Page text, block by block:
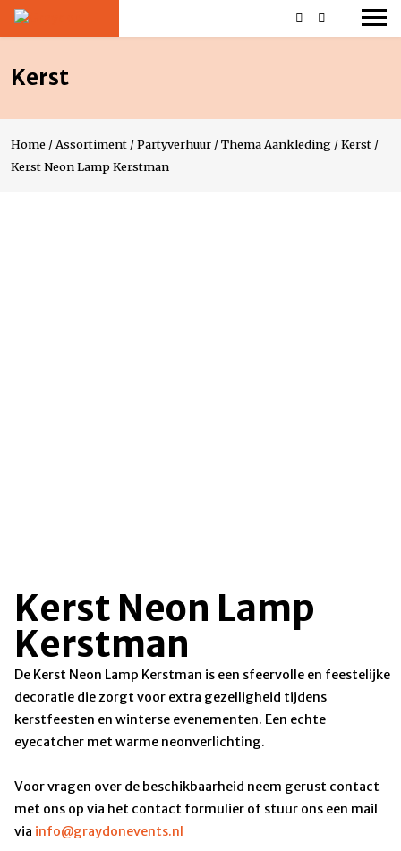
Kerst
Home / Assortiment /Partyverhuur /Thema Aankleding /Kerst /
Kerst Neon Lamp Kerstman
Kerst Neon Lamp
Kerstman
De Kerst Neon Lamp Kerstman is een sfeervolle en feestelijke
decoratie die zorgt voor extra gezelligheid tijdens
kerstfeesten en winterse evenementen. Een echte
eyecatcher met warme neonverlichting.
Voor vragen over de beschikbaarheid neem gerust contact
met ons op via het contact formulier of stuur ons een mail
via info@graydonevents.nl